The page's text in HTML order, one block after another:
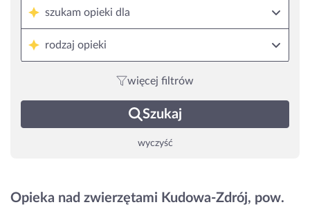
szukam opieki dla
rodzaj opieki
więcej filtrów
Szukaj
wyczyść
Opieka nad zwierzętami Kudowa-Zdrój, pow.